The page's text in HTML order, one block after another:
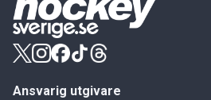
Ansvarig utgivare